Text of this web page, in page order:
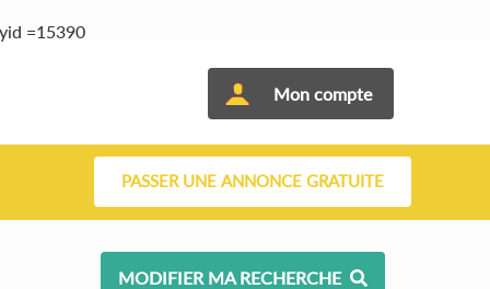
=15390
Mon compte
PASSER UNE ANNONCE GRATUITE
MODIFIER MA RECHERCHE